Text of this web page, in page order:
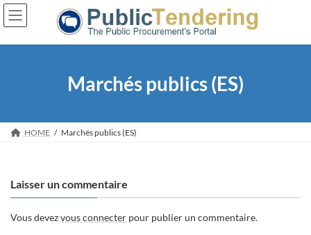
Skip
the
Skip
the
Marchés publics (ES)
HOME Marchés publics (ES)
Laisser un commentaire
Vous devezvous connecter pour publier un commentaire.